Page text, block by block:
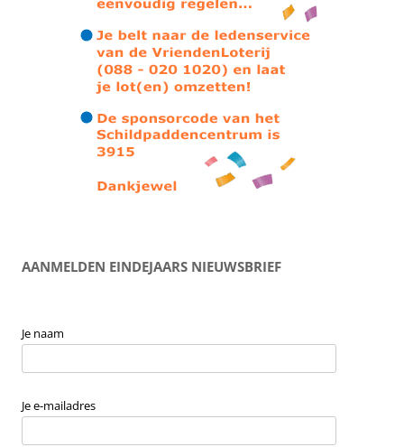
AANMELDEN EINDEJAARS NIEUWSBRIEF
Je naam
Je e-mailadres